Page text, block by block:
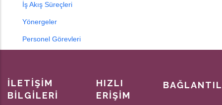
İş Akış Süreçleri
Yönergeler
Personel Görevleri
İLETİŞİM
BİLGİLERİ
HIZLI
ERİŞİM